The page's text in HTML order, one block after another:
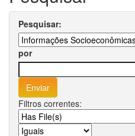
Pesquisar:
por
Filtros correntes: